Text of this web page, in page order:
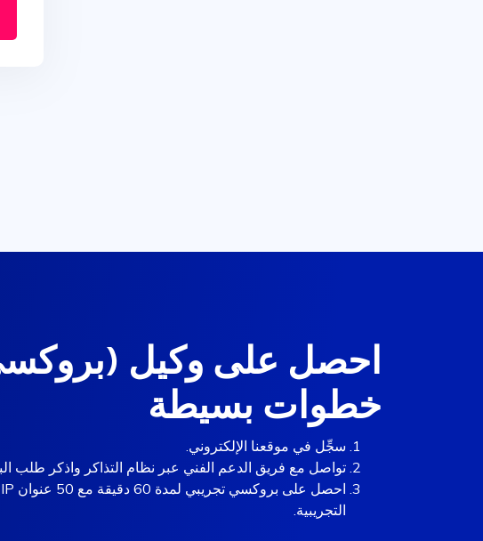
خطوات بسيطة
سجِّل في موقعنا الإلكتروني.
تواصل مع فريق الدعم الفني عبر نظام التذاكر واذكر طلب
التجريبية.